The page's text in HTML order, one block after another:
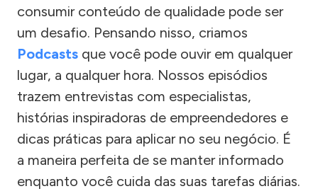
consumir conteúdo de qualidade pode ser
um desafio. Pensando nisso, criamos
Podcasts que você pode ouvir em qualquer
lugar, a qualquer hora. Nossos episódios
trazem entrevistas com especialistas,
histórias inspiradoras de empreendedores e
dicas práticas para aplicar no seu negócio. É
a maneira perfeita de se manter informado
enquanto você cuida das suas tarefas diárias.